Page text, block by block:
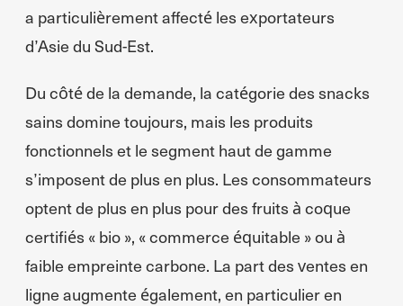
a particulièrement affecté les exportateurs
d’Asie du Sud-Est.
Du côté de la demande, la catégorie des snacks
sains domine toujours, mais les produits
fonctionnels et le segment haut de gamme
s’imposent de plus en plus. Les consommateurs
optent de plus en plus pour des fruits à coque
certifiés « bio », « commerce équitable » ou à
faible empreinte carbone. La part des ventes en
ligne augmente également, en particulier en